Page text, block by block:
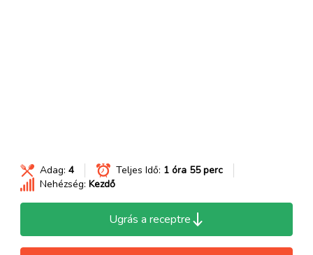
Adag: 4 Teljes Idő: 1 óra 55 perc
Nehézség: Kezdő
Ugrás a receptre